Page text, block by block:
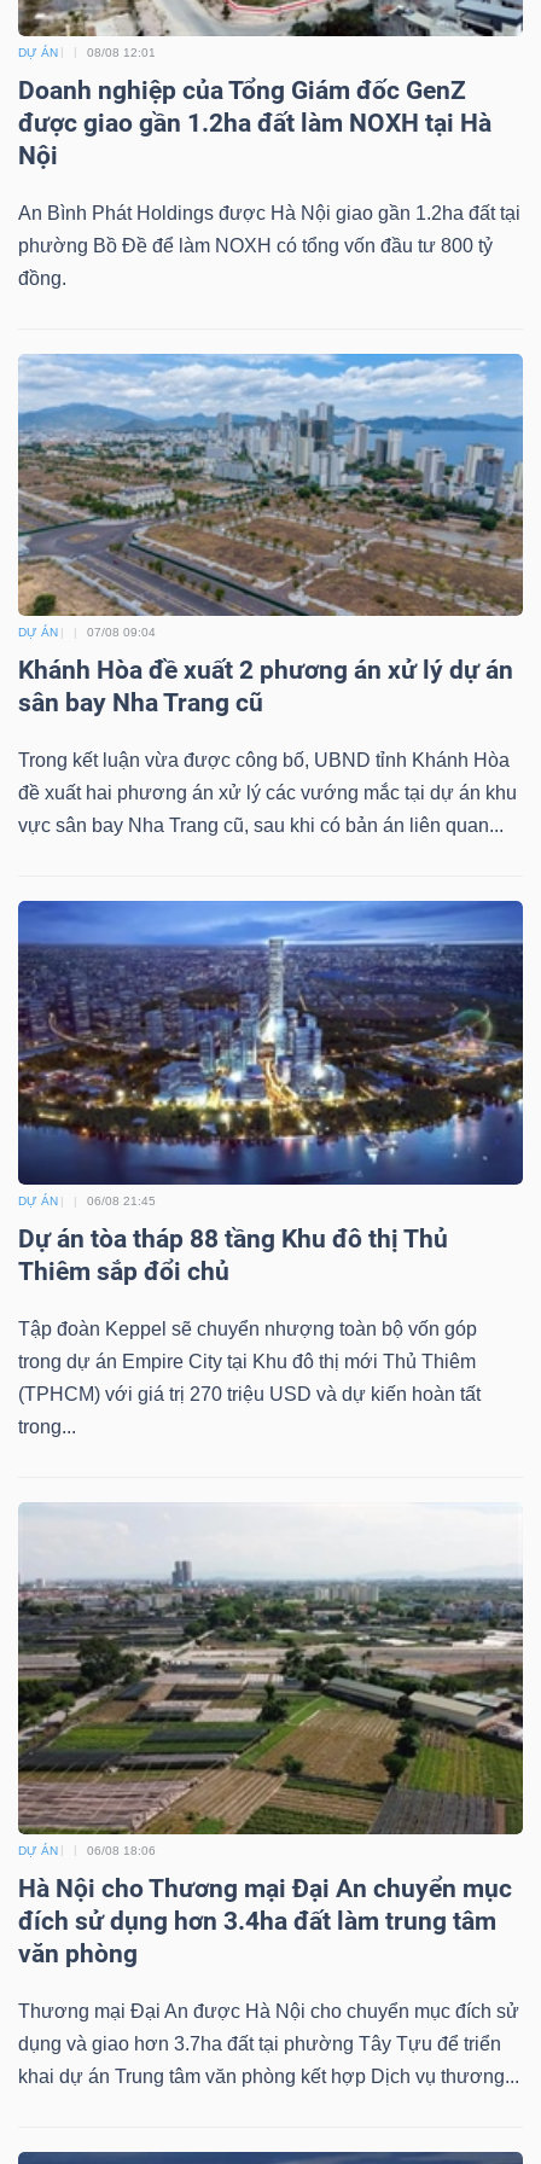
DỰ ÁN 08/08 12:01
Doanh nghiệp của Tổng Giám đốc GenZ
được giao gần 1.2ha đất làm NOXH tại Hà
Nội
An Bình Phát Holdings được Hà Nội giao gần 1.2ha đất tại
phường Bồ Đề để làm NOXH có tổng vốn đầu tư 800 tỷ
đồng.
DỰ ÁN 07/08 09:04
Khánh Hòa đề xuất 2 phương án xử lý dự án
sân bay Nha Trang cũ
Trong kết luận vừa được công bố, UBND tỉnh Khánh Hòa
đề xuất hai phương án xử lý các vướng mắc tại dự án khu
vực sân bay Nha Trang cũ, sau khi có bản án liên quan...
DỰ ÁN 06/08 21:45
Dự án tòa tháp 88 tầng Khu đô thị Thủ
Thiêm sắp đổi chủ
Tập đoàn Keppel sẽ chuyển nhượng toàn bộ vốn góp
trong dự án Empire City tại Khu đô thị mới Thủ Thiêm
(TPHCM) với giá trị 270 triệu USD và dự kiến hoàn tất
trong...
DỰ ÁN 06/08 18:06
Hà Nội cho Thương mại Đại An chuyển mục
đích sử dụng hơn 3.4ha đất làm trung tâm
văn phòng
Thương mại Đại An được Hà Nội cho chuyển mục đích sử
dụng và giao hơn 3.7ha đất tại phường Tây Tựu để triển
khai dự án Trung tâm văn phòng kết hợp Dịch vụ thương...
Bài
viết
của
tác
(-)
Báo
phân
tích
(-)
Thuật
ngữ
(-)
Dịch
vụ
Đào
Sách
tài
chính
Công
cụ
tư
chính
Dữ
liệu
tài
chính